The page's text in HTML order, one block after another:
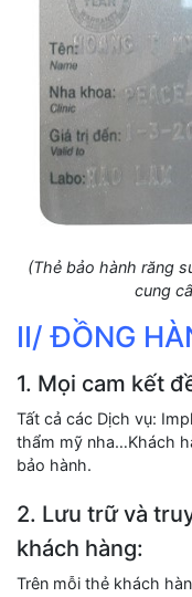
(Thẻ bảo hành răng
cung
II/ ĐỒNG
1. Mọi cam kết
Tất cả các Dịch vụ:
thẩm mỹ nha…Khách
bảo hành.
2. Lưu trữ và
khách hàng:
Trên mỗi thẻ khách